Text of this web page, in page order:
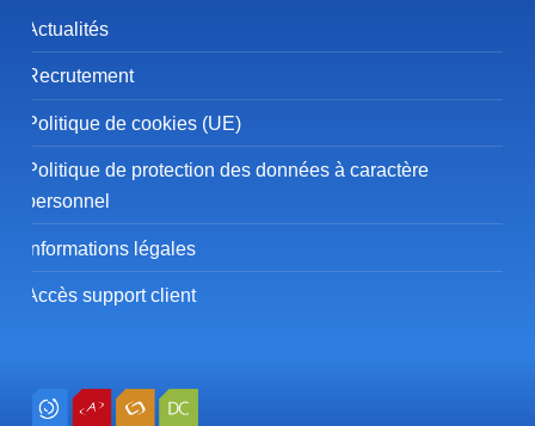
Actualités
Recrutement
Politique de cookies (UE)
Politique de protection des données à caractère
personnel
Informations légales
Accès support client